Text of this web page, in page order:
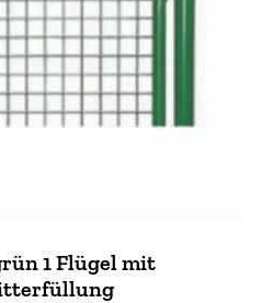
1 Flügel mit